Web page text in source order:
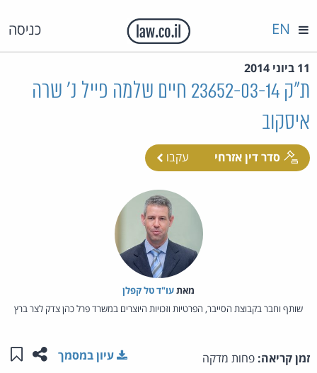
כניסה EN
11 ביוני 2014
ת"ק 23652-03-14 חיים שלמה פייל נ' שרה
איסקוב
סדר דין אזרחי עקבו
מאת‏עו"ד טל קפלן
שותף וחבר בקבוצת הסייבר, הפרטיות וזכויות היוצרים במשרד פרל כהן צדק לצר ברץ
זמן קריאה: פחות מדקה שתפו
עיון במסמך